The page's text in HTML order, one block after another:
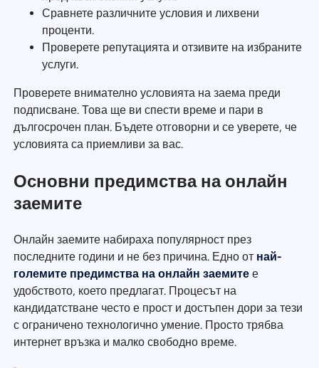
Сравнете различните условия и лихвени
проценти.
Проверете репутацията и отзивите на избраните
услуги.
Проверете внимателно условията на заема преди
подписване. Това ще ви спести време и пари в
дългосрочен план. Бъдете отговорни и се уверете, че
условията са приемливи за вас.
Основни предимства на онлайн
заемите
Онлайн заемите набираха популярност през
последните години и не без причина. Едно от най-
големите предимства на онлайн заемите е
удобството, което предлагат. Процесът на
кандидатстване често е прост и достъпен дори за тези
с ограничено технологично умение. Просто трябва
интернет връзка и малко свободно време.